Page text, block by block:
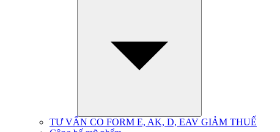
TƯ VẤN CO FORM E, AK, D, EAV GIẢM THUẾ